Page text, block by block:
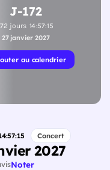
J-172
jours 14:57:14
27 janvier 2027
au calendrier
:57:14 Concert
2027
Noter